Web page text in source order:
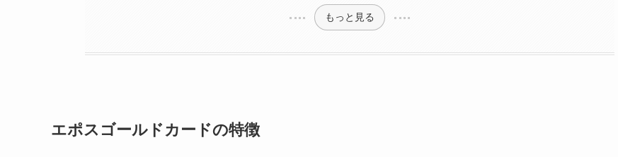
もっと見る
エポスゴールドカードの特徴